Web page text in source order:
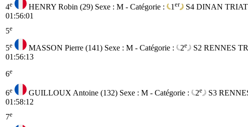
4e HENRY Robin (29) Sexe : M - Catégorie : 1 er S4 DINAN
01:56:01
5e
5e MASSON Pierre (141) Sexe : M - Catégorie : 2e S2 RENNES
01:56:13
6e
6e GUILLOUX Antoine (132) Sexe : M - Catégorie : 2e S3
01:58:12
7e